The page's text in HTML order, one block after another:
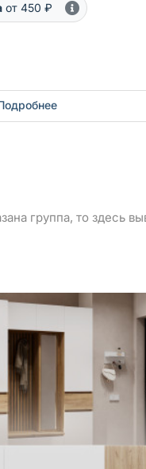
от 450 ₽
группа, то здесь